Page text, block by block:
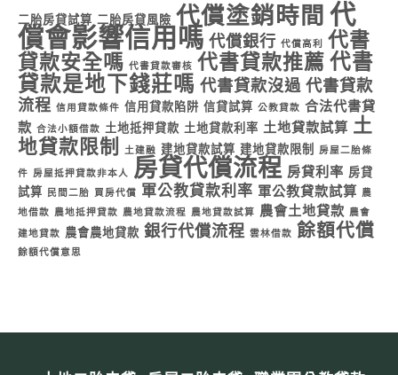
二胎房貸試算 二胎房貸風險 代償塗銷時間 代
償會影響信用嗎 代償銀行 代償高利
代書
貸款安全嗎 代書貸款審核 代書貸款推薦 代書
貸款是地下錢莊嗎 代書貸款沒過 代書貸款
流程 信用貸款條件 信用貸款陷阱 信貸試算 公教貸款 合法代書貸
款 合法小額借款 土地抵押貸款 土地貸款利率 土地貸款試算 土
地貸款限制
土建融 建地貸款試算 建地貸款限制 房屋二胎條
件 房屋抵押貸款非本人 房貸代償流程 房貸利率 房貸
試算
民間二胎 買房代償 軍公教貸款利率 軍公教貸款試算
農
地借款
農地抵押貸款 農地貸款流程 農地貸款試算 農會土地貸款 農會
建地貸款 農會農地貸款 銀行代償流程 雲林借款 餘額代償
餘額代償意思